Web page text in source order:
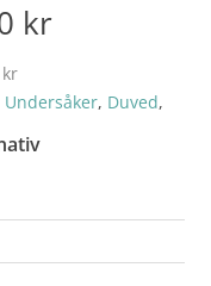
kr
Undersåker, Duved,